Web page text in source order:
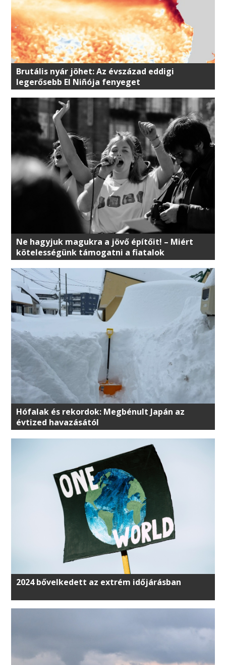
Brutális nyár jöhet: Az évszázad eddigi
legerősebb El Niñója fenyeget
Ne hagyjuk magukra a jövő építőit! – Miért
kötelességünk támogatni a fiatalok
klímaharcát?
Hófalak és rekordok: Megbénult Japán az
évtized havazásától
2024 bővelkedett az extrém időjárásban